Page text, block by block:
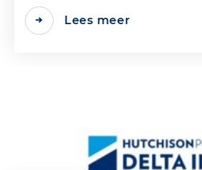
Lees meer